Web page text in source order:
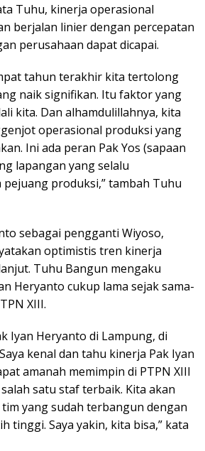
Tuhu, kinerja operasional
berjalan linier dengan percepatan
perusahaan dapat dicapai.
tahun terakhir kita tertolong
naik signifikan. Itu faktor yang
kita. Dan alhamdulillahnya, kita
operasional produksi yang
Ini ada peran Pak Yos (sapaan
lapangan yang selalu
pejuang produksi,” tambah Tuhu
sebagai pengganti Wiyoso,
optimistis tren kinerja
Tuhu Bangun mengaku
Heryanto cukup lama sejak sama-
XIII.
Iyan Heryanto di Lampung, di
kenal dan tahu kinerja Pak Iyan
amanah memimpin di PTPN XIII
satu staf terbaik. Kita akan
yang sudah terbangun dengan
tinggi. Saya yakin, kita bisa,” kata